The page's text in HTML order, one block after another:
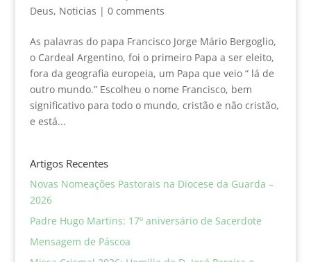
Deus, Noticias | 0 comments
As palavras do papa Francisco Jorge Mário Bergoglio,
o Cardeal Argentino, foi o primeiro Papa a ser eleito,
fora da geografia europeia, um Papa que veio “ lá de
outro mundo.” Escolheu o nome Francisco, bem
significativo para todo o mundo, cristão e não cristão,
e está...
Artigos Recentes
Novas Nomeações Pastorais na Diocese da Guarda –
2026
Padre Hugo Martins: 17º aniversário de Sacerdote
Mensagem de Páscoa